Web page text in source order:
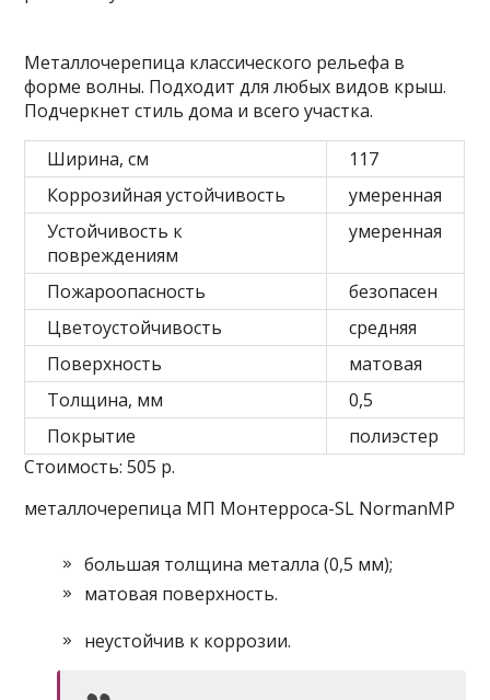
Металлочерепица классического рельефа в
форме волны. Подходит для любых видов крыш.
Подчеркнет стиль дома и всего участка.
Ширина, см
117
Коррозийная устойчивость
умеренная
Устойчивость к
повреждениям
умеренная
Пожароопасность
безопасен
Цветоустойчивость
средняя
Поверхность
матовая
Толщина, мм
0,5
Покрытие
полиэстер
Стоимость: 505 р.
металлочерепица МП Монтерроса-SL NormanMP
большая толщина металла (0,5 мм);
матовая поверхность.
неустойчив к коррозии.